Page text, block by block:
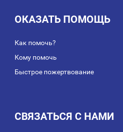
ОКАЗАТЬ ПОМОЩЬ
Как помочь?
Кому помочь
Быстрое пожертвование
СВЯЗАТЬСЯ С НАМИ